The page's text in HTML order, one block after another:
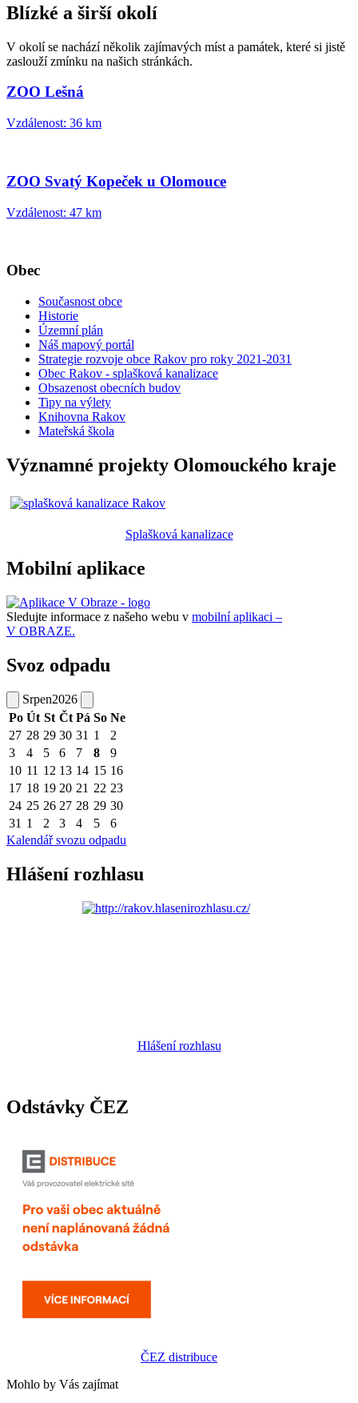
Blízké a širší okolí
V okolí se nachází několik zajímavých míst a památek, které si jistě
zaslouží zmínku na našich stránkách.
ZOO Lešná
Vzdálenost: 36 km
ZOO Svatý Kopeček u Olomouce
Vzdálenost: 47 km
Obec
Současnost obce
Historie
Územní plán
Náš mapový portál
Strategie rozvoje obce Rakov pro roky 2021-2031
Obec Rakov - splašková kanalizace
Obsazenost obecních budov
Tipy na výlety
Knihovna Rakov
Mateřská škola
Významné projekty Olomouckého kraje
Splašková kanalizace
Mobilní aplikace
Sledujte informace z našeho webu v mobilní aplikaci –
V OBRAZE.
Svoz odpadu
Srpen2026
Po Út St Čt Pá So Ne
27 28 29 30 31 1
2
3
4 5 6 7 8
9
10 11 12 13 14 15 16
17 18 19 20 21 22 23
24 25 26 27 28 29 30
31 1 2 3 4 5
6
Kalendář svozu odpadu
Hlášení rozhlasu
Hlášení rozhlasu
Odstávky ČEZ
ČEZ distribuce
Mohlo by Vás zajímat